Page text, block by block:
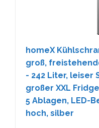
homeX
groß,
- 242 Liter, leiser
großer XXL
5 Ablagen, LED-
hoch, silber